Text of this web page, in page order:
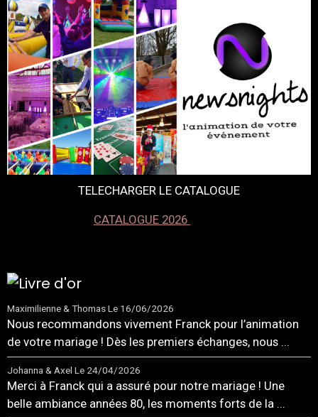
TELECHARGER LE CATALOGUE
CATALOGUE 2026
Maximilienne & ThomasLe 16/06/2026
Nous recommandons vivement Franck pour l’animation
de votre mariage ! Dès les premiers échanges, nous ...
Johanna & Axel Le 24/04/2026
Merci à Franck qui a assuré pour notre mariage ! Une
belle ambiance années 80, les moments forts de la ...